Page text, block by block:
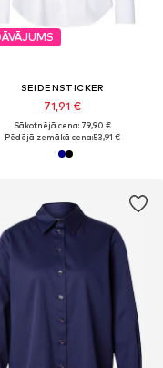
SEIDENSTICKER
71,91 €
Sākotnējā cena: 79,90 €
Pēdējā zemākā cena:53,91 €